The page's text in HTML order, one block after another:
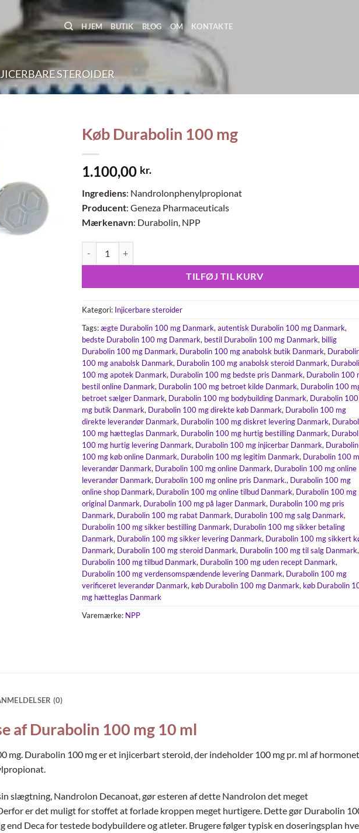
HJEM BUTIK BLOG OM KONTAKTE
STEROIDER
Køb Durabolin 100 mg
1.100,00 kr.
Ingrediens: Nandrolonphenylpropionat
Producent: Geneza Pharmaceuticals
Mærkenavn: Durabolin, NPP
TILFØJ TIL KURV
Kategori: Injicerbare steroider
Tags:ægte Durabolin 100 mg Danmark, autentisk Durabolin 100 mg Danmark,
bedste Durabolin 100 mg Danmark, bestil Durabolin 100 mg Danmark, billig
Durabolin 100 mg Danmark, Durabolin 100 mg anabolsk butik Danmark,
100 mg anabolsk Danmark, Durabolin 100 mg anabolsk steroid Danmark,
100 mg apotek Danmark, Durabolin 100 mg bedste pris Danmark, Durabolin 100
bestil online Danmark, Durabolin 100 mg betroet kilde Danmark, Durabolin 100
betroet sælger Danmark, Durabolin 100 mg bodybuilding Danmark, Durabolin 100
mg butik Danmark, Durabolin 100 mg direkte køb Danmark, Durabolin 100 mg
direkte leverandør Danmark, Durabolin 100 mg diskret levering Danmark,
100 mg hætteglas Danmark, Durabolin 100 mg hurtig bestilling Danmark,
100 mg hurtig levering Danmark, Durabolin 100 mg injicerbar Danmark, Durabolin
100 mg køb online Danmark, Durabolin 100 mg legitim Danmark, Durabolin 100
leverandør Danmark, Durabolin 100 mg online Danmark, Durabolin 100 mg online
leverandør Danmark, Durabolin 100 mg online pris Danmark., Durabolin 100 mg
online shop Danmark, Durabolin 100 mg online tilbud Danmark, Durabolin 100 mg
original Danmark, Durabolin 100 mg på lager Danmark, Durabolin 100 mg pris
Danmark, Durabolin 100 mg rabat Danmark, Durabolin 100 mg salg Danmark,
Durabolin 100 mg sikker bestilling Danmark, Durabolin 100 mg sikker betaling
Danmark, Durabolin 100 mg sikker levering Danmark, Durabolin 100 mg sikkert
Danmark, Durabolin 100 mg steroid Danmark, Durabolin 100 mg til salg Danmark,
Durabolin 100 mg tilbud Danmark, Durabolin 100 mg uden recept Danmark,
Durabolin 100 mg verdensomspændende levering Danmark, Durabolin 100 mg
verificeret leverandør Danmark, køb Durabolin 100 mg Danmark, køb Durabolin
mg hætteglas Danmark
Varemærke: NPP
(0)
af Durabolin 100 mg 10 ml
mg. Durabolin 100 mg er et injicerbart steroid, der indeholder 100 mg pr. ml af hormonet
slægtning, Nandrolon Decanoat, gør esteren af ​​dette Nandrolon det meget
er det muligt for stoffet at forlade kroppen meget hurtigere. Dette gør Durabolin
end Deca for testede bodybuildere og atleter. Brugere følger typisk en doseringsplan